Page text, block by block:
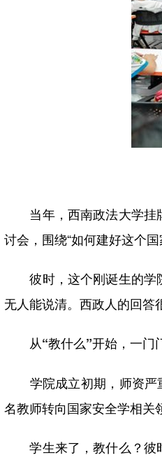
当年，西南政法大学挂
讨会，围绕“如何建好这个
彼时，这个刚诞生的学
无人能说清。西政人的回答
从“教什么”开始，一门
学院成立初期，师资严
名教师转向国家安全学相关
学生来了，教什么？彼